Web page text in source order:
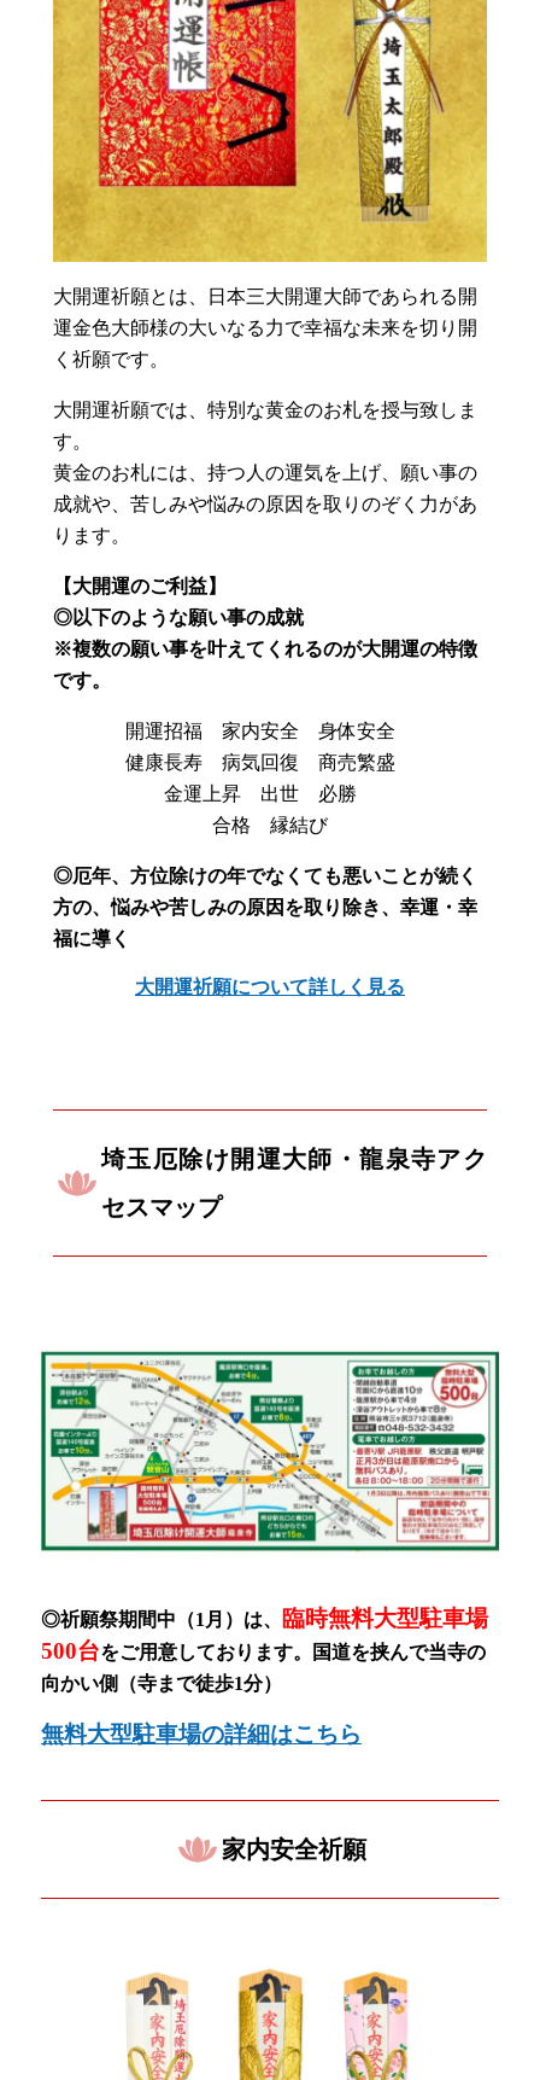
大開運祈願とは、日本三大開運大師であられる開
運金色大師様の大いなる力で幸福な未来を切り開
く祈願です。
大開運祈願では、特別な黄金のお札を授与致しま
す。
黄金のお札には、持つ人の運気を上げ、願い事の
成就や、苦しみや悩みの原因を取りのぞく力があ
ります。
【大開運のご利益】
◎以下のような願い事の成就
※複数の願い事を叶えてくれるのが大開運の特徴
です。
開運招福 家内安全 身体安全
健康長寿 病気回復 商売繁盛
金運上昇 出世 必勝
合格 縁結び
◎厄年、方位除けの年でなくても悪いことが続く
方の、悩みや苦しみの原因を取り除き、幸運・幸
福に導く
大開運祈願について詳しく見る
埼玉厄除け開運大師・龍泉寺アク
セスマップ
◎祈願祭期間中（1月） は、 臨時無料大型駐車場
500台をご用意しております。
国道を挟んで当寺の
向かい側（寺まで徒歩1分）
無料大型駐車場の詳細はこちら
家内安全祈願